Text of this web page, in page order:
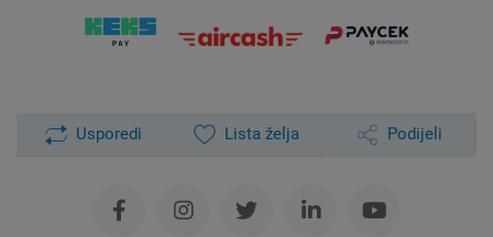
Usporedi Lista želja Podijeli